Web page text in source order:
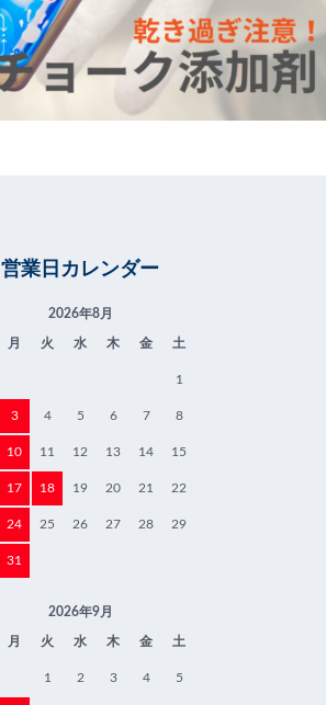
営業日カレンダー
2026年8月
月 火 水 木 金 土
1
3 4 5 6 7 8
10 11 12 13 14 15
17 18 19 20 21 22
24 25 26 27 28 29
31
2026年9月
月 火 水 木 金 土
1 2 3 4 5